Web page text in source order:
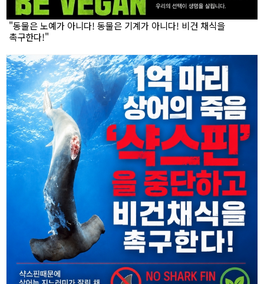
"동물은 노예가 아니다! 동물은 기계가 아니다! 비건 채식을
촉구한다!"